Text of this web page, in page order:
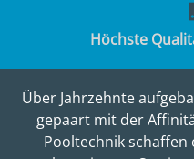
Höchste
Über Jahrzehnte
gepaart mit der
Pooltechnik